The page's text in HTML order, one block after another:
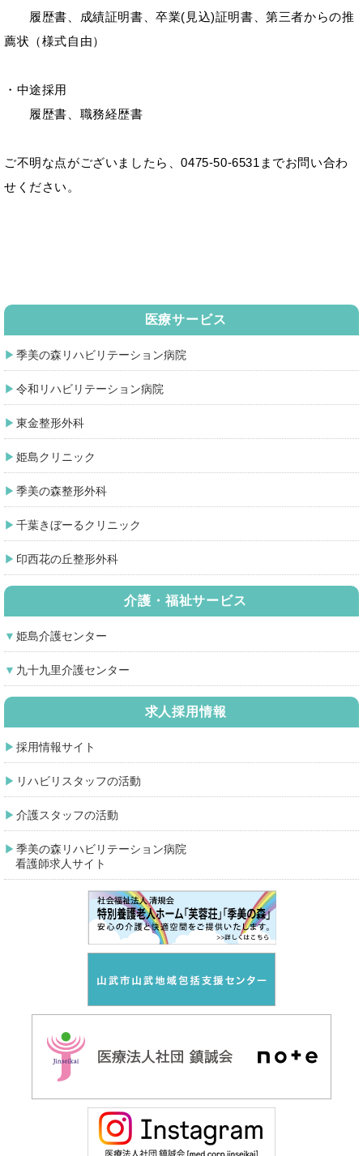
履歴書、成績証明書、卒業(見込)証明書、第三者からの推
薦状（様式自由）
・中途採用
履歴書、職務経歴書
ご不明な点がございましたら、0475-50-6531までお問い合わ
せください。
医療サービス
季美の森リハビリテーション病院
令和リハビリテーション病院
東金整形外科
姫島クリニック
季美の森整形外科
千葉きぼーるクリニック
印西花の丘整形外科
介護・福祉サービス
姫島介護センター
九十九里介護センター
求人採用情報
採用情報サイト
リハビリスタッフの活動
介護スタッフの活動
季美の森リハビリテーション病院
看護師求人サイト